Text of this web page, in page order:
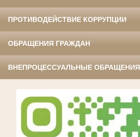
ПРОТИВОДЕЙСТВИЕ КОРРУПЦИИ
ОБРАЩЕНИЯ ГРАЖДАН
ВНЕПРОЦЕССУАЛЬНЫЕ ОБРАЩЕНИЯ